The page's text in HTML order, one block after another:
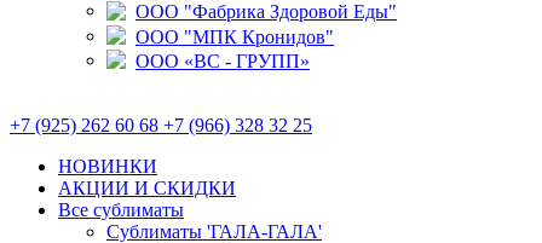
ООО "Фабрика Здоровой Еды"
ООО "МПК Кронидов"
ООО «ВС - ГРУПП»
+7 (925) 262 60 68 +7 (966) 328 32 25
НОВИНКИ
АКЦИИ И СКИДКИ
Все сублиматы
Сублиматы 'ГАЛА-ГАЛА'